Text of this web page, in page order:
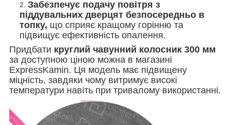
Забезпечує подачу повітря з
піддувальних дверцят безпосередньо в
топку, що сприяє кращому горінню та
підвищує ефективність опалення.
Придбати круглий чавунний колосник 300 мм
за доступною ціною можна в магазині
ExpressKamin. Ця модель має підвищену
міцність, завдяки чому витримує високі
температури навіть при тривалому використанні.